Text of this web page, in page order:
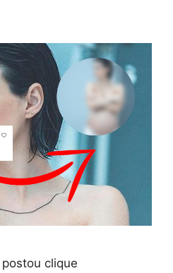
clique